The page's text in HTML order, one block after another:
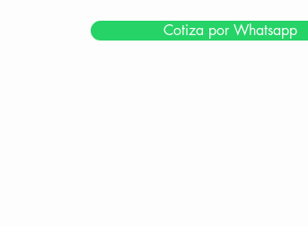
Cotiza por Whatsapp